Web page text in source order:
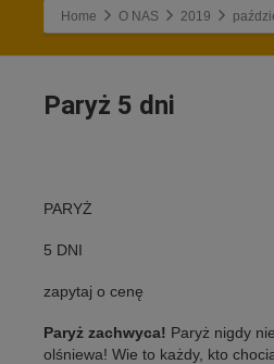
Home O NAS 2019
Paryż 5 dni
PARYŻ
5 DNI
zapytaj o cenę
Paryż zachwyca! Paryż nigdy
olśniewa! Wie to każdy, kto